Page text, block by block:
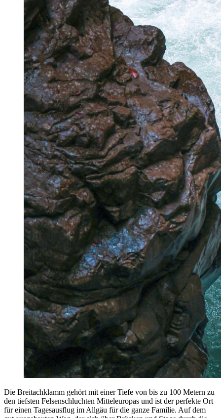
Die Breitachklamm gehört mit einer Tiefe von bis zu 100 Metern zu
den tiefsten Felsenschluchten Mitteleuropas und ist der perfekte Ort
für einen Tagesausflug im Allgäu für die ganze Familie. Auf dem